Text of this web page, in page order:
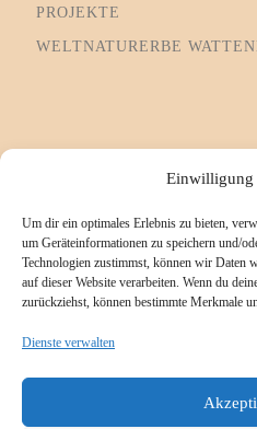
Einwilligung
Um dir ein optimales Erlebnis zu bieten,
um Geräteinformationen zu speichern und/
Technologien zustimmst, können wir Daten
auf dieser Website verarbeiten. Wenn du
zurückziehst, können bestimmte Merkmale
Dienste verwalten
PROJEKTE
WELTNATURERBE
Informationsseiten
Impressum
Cookie-Richtlinie (EU)
Datenschutzerklärung
Referenzen/Kompetenzen
Kontakt